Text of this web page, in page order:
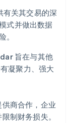
关其交易的深
式并做出数据
。
旨在与其他
凝聚力、强大
商合作，企业
制财务损失。